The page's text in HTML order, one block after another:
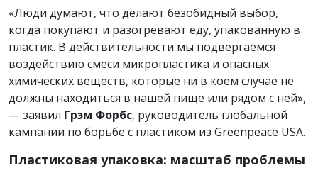
«Люди думают, что делают безобидный выбор,
когда покупают и разогревают еду, упакованную в
пластик. В действительности мы подвергаемся
воздействию смеси микропластика и опасных
химических веществ, которые ни в коем случае не
должны находиться в нашей пище или рядом с ней»,
— заявил Грэм Форбс, руководитель глобальной
кампании по борьбе с пластиком из Greenpeace USA.
Пластиковая упаковка: масштаб проблемы